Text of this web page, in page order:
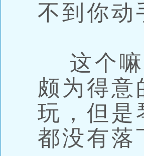
不到你动
这个嘛
颇为得
玩，但是
都没有落